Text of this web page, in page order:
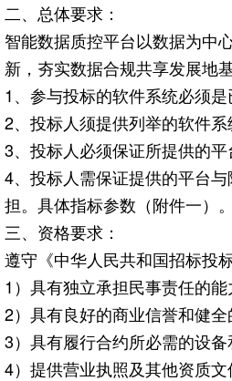
二、总体要求：
智能数据质控平台以数据为中
新，夯实数据合规共享发展地
1、参与投标的软件系统必须
2、投标人须提供列举的软件
3、投标人必须保证所提供的平
4、投标人需保证提供的平台
担。具体指标参数（附件一）。
三、资格要求：
遵守《中华人民共和国招标投
1）具有独立承担民事责任的能
2）具有良好的商业信誉和健全
3）具有履行合约所必需的设备
4）提供营业执照及其他资质